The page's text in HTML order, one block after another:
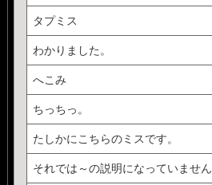
タプミス
わかりました。
へこみ
ちっちっ。
たしかにこちらのミスです。
それでは～の説明になっていません